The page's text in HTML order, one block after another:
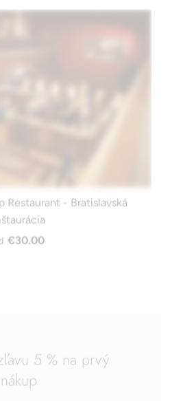
Restaurant - Bratislavská
€30.00
5 % na prvý
nákup